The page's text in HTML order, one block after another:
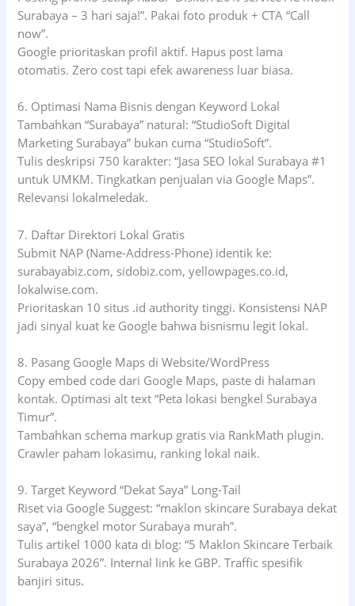
Surabaya – 3 hari saja!”. Pakai foto produk + CTA “Call
now”.
Google prioritaskan profil aktif. Hapus post lama
otomatis. Zero cost tapi efek awareness luar biasa.
6. Optimasi Nama Bisnis dengan Keyword Lokal
Tambahkan “Surabaya” natural: “StudioSoft Digital
Marketing Surabaya” bukan cuma “StudioSoft”.
Tulis deskripsi 750 karakter: “Jasa SEO lokal Surabaya #1
untuk UMKM. Tingkatkan penjualan via Google Maps”.
Relevansi lokalmeledak.
7. Daftar Direktori Lokal Gratis
Submit NAP (Name-Address-Phone) identik ke:
surabayabiz.com, sidobiz.com, yellowpages.co.id,
lokalwise.com.
Prioritaskan 10 situs .id authority tinggi. Konsistensi NAP
jadi sinyal kuat ke Google bahwa bisnismu legit lokal.
8. Pasang Google Maps di Website/WordPress
Copy embed code dari Google Maps, paste di halaman
kontak. Optimasi alt text “Peta lokasi bengkel Surabaya
Timur”.
Tambahkan schema markup gratis via RankMath plugin.
Crawler paham lokasimu, ranking lokal naik.
9. Target Keyword “Dekat Saya” Long-Tail
Riset via Google Suggest: “maklon skincare Surabaya dekat
saya”, “bengkel motor Surabaya murah”.
Tulis artikel 1000 kata di blog: “5 Maklon Skincare Terbaik
Surabaya 2026”. Internal link ke GBP. Traffic spesifik
banjiri situs.